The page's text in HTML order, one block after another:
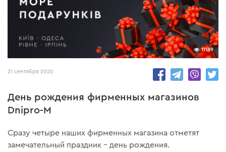
11189
21 сентября 2020
День рождения фирменных магазинов
Dnipro-M
Сразу четыре наших фирменных магазина отметят
замечательный праздник – день рождения.